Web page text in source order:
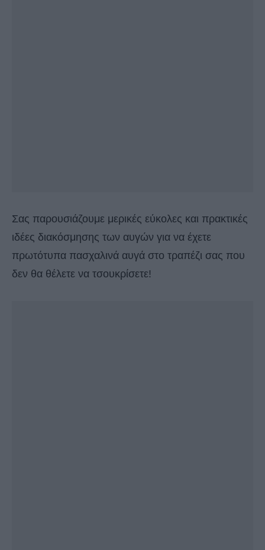
Σας παρουσιάζουμε μερικές εύκολες και πρακτικές
ιδέες διακόσμησης των αυγών για να έχετε
πρωτότυπα πασχαλινά αυγά στο τραπέζι σας που
δεν θα θέλετε να τσουκρίσετε!